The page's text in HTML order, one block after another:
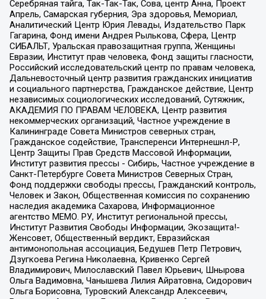
Серебряная тайга, Так-Так-Так, Сова, центр Анна, Проект
Апрель, Самарская губерния, Эра здоровья, Мемориал,
Аналитический Центр Юрия Левады, Издательство Парк
Гагарина, Фонд имени Андрея Рылькова, Сфера, Центр
СИБАЛЬТ, Уральская правозащитная группа, Женщины
Евразии, Институт прав человека, Фонд защиты гласности,
Российский исследовательский центр по правам человека,
Дальневосточный центр развития гражданских инициатив
и социального партнерства, Гражданское действие, Центр
независимых социологических исследований, Сутяжник,
АКАДЕМИЯ ПО ПРАВАМ ЧЕЛОВЕКА, Центр развития
некоммерческих организаций, Частное учреждение в
Калининграде Совета Министров северных стран,
Гражданское содействие, Трансперенси Интернешнл-Р,
Центр Защиты Прав Средств Массовой Информации,
Институт развития прессы - Сибирь, Частное учреждение в
Санкт-Петербурге Совета Министров Северных Стран,
Фонд поддержки свободы прессы, Гражданский контроль,
Человек и Закон, Общественная комиссия по сохранению
наследия академика Сахарова, Информационное
агентство МЕМО. РУ, Институт региональной прессы,
Институт Развития Свободы Информации, Экозащита!-
Женсовет, Общественный вердикт, Евразийская
антимонопольная ассоциация, Бедушев Петр Петрович,
Дзугкоева Регина Николаевна, Кривенко Сергей
Владимирович, Милославский Павел Юрьевич, Шнырова
Ольга Вадимовна, Чанышева Лилия Айратовна, Сидорович
Ольга Борисовна, Туровский Александр Алексеевич,